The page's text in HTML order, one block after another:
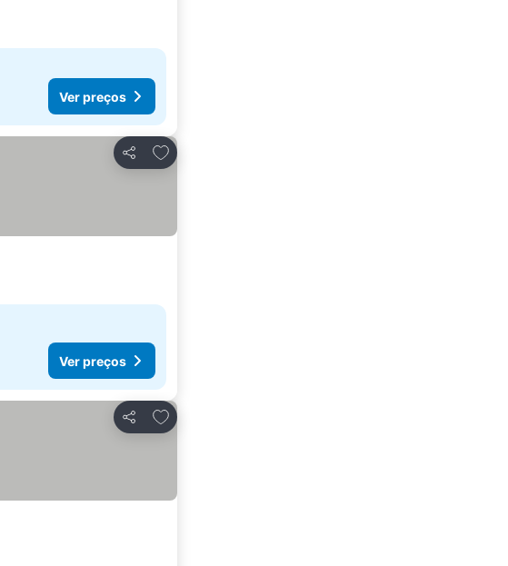
Ver preços
Partilhar
Adicionar aos favoritos
Ver preços
Partilhar
Adicionar aos favoritos